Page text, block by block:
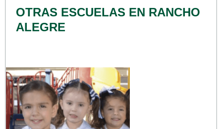
OTRAS ESCUELAS EN RANCHO
ALEGRE